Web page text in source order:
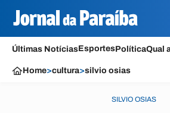
Últimas NotíciasEsportesPolíticaQual
Home>cultura>silvio osias
SILVIO OSIAS